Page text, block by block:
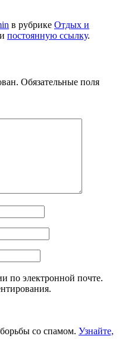
в рубрике Отдых и
постоянную ссылку.
Обязательные поля
по электронной почте.
со спамом. Узнайте,